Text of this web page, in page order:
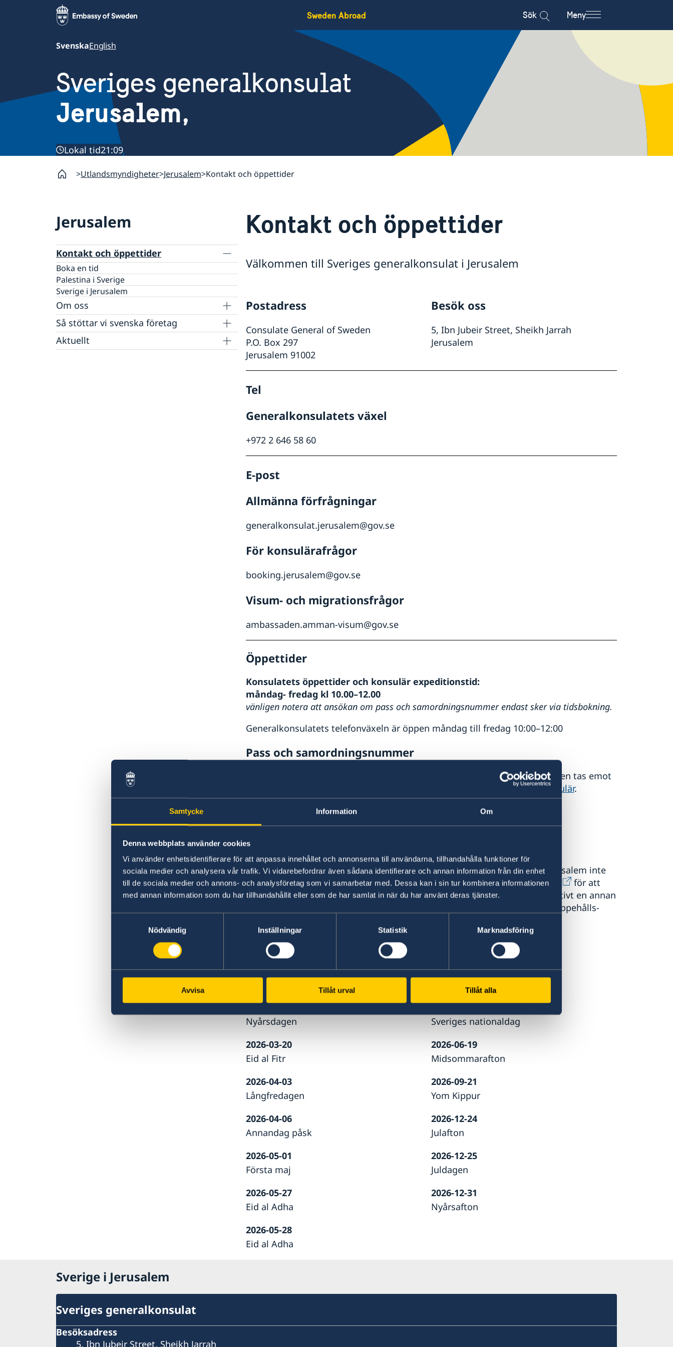
Samtycke Information Om
Denna webbplats använder cookies
Vi använder enhetsidentifierare för att anpassa innehållet och annonserna till användarna, tillhandahålla funktioner för
sociala medier och analysera vår trafik. Vi vidarebefordrar även sådana identifierare och annan information från din enhet
till de sociala medier och annons- och analysföretag som vi samarbetar med. Dessa kan i sin tur kombinera informationen
med annan information som du har tillhandahållit eller som de har samlat in när du har använt deras tjänster.
Nödvändig
Inställningar Statistik Marknadsföring
Avvisa Tillåt urval Tillåt alla
Sweden Abroad Sök Meny
SvenskaEnglish
Sveriges generalkonsulat
Jerusalem,
Lokal tid21:09
Utlandsmyndigheter Jerusalem Kontakt och öppettider
Jerusalem
Kontakt och öppettider
Boka en tid
Palestina i Sverige
Sverige i Jerusalem
Om oss
Generalkonsulatets personal
Så stöttar vi svenska företag
Vi är en resurs för svenska företag
Team Sweden
Aktuellt
Kontakt och öppettider
Välkommen till Sveriges generalkonsulat i Jerusalem
Postadress
Consulate General of Sweden
P.O. Box 297
Jerusalem 91002
Besök oss
5, Ibn Jubeir Street, Sheikh Jarrah
Jerusalem
Tel
Generalkonsulatets växel
+972 2 646 58 60
E-post
Allmänna förfrågningar
generalkonsulat.jerusalem@gov.se
För konsulärafrågor
booking.jerusalem@gov.se
Visum- och migrationsfrågor
ambassaden.amman-visum@gov.se
Öppettider
Konsulatets öppettider och konsulär expeditionstid:
måndag- fredag kl 10.00–12.00
vänligen notera att ansökan om pass och samordningsnummer endast sker via tidsbokning.
Generalkonsulatets telefonväxeln är öppen måndag till fredag 10:00–12:00
Pass och samordningsnummer
Passansökningar, utlämning av pass, levnadsintyg, andra konsulära ärenden tas emot
bokningsformulär.
Visum och migrationsärenden
migrationsärenden.
Från och med den 1 oktober 2025 hanterar Sveriges generalkonsulat i Jerusalem inte
längre visum- eller migrationsärenden. Istället bör dukontakta VFS Global
för att
ansöka om visum, eller vända dig tillSveriges ambassad i Amman
alternativt en annan
svensk ambassad i regionen eller inom Schengenområdet för frågor om uppehålls-
Sverige i Jerusalem
HELGDAGAR 2026
2026-01-01
Nyårsdagen
2026-03-20
Eid al Fitr
2026-04-03
Långfredagen
2026-04-06
Annandag påsk
2026-05-01
Första maj
2026-05-27
Eid al Adha
2026-05-28
Eid al Adha
2026-06-06
Sveriges nationaldag
2026-06-19
Midsommarafton
2026-09-21
Yom Kippur
2026-12-24
Julafton
2026-12-25
Juldagen
2026-12-31
Nyårsafton
Sverige i Jerusalem
Sveriges generalkonsulat
Besöksadress
5, Ibn Jubeir Street, Sheikh Jarrah